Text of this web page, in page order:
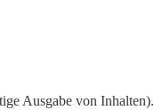
Ausgabe von Inhalten).